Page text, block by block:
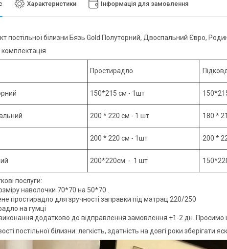
Характеристики Інформація для замовлення
постільної білизни Бязь Gold Полуторний, Двоспальний Євро,
комплектація
Простирадло
150*215 см - 1шт
200 * 220 см - 1 шт 180 *
200 * 220 см - 1шт 200 *
200*220см - 1 шт
послуги:
наволочки 70*70 на 50*70 .
простирадло для зручності заправки під матрац 220/250
на гумці
додатково до відправлення замовлення +1-2 дн.
постільної білизни: легкість, здатність на довгі роки